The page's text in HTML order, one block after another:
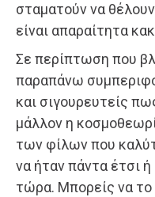
σταματούν να
είναι απαραίτητα
Σε περίπτωση που
παραπάνω
και σιγουρευτείς
μάλλον η
των φίλων που
να ήταν πάντα έτσι
τώρα. Μπορείς να το